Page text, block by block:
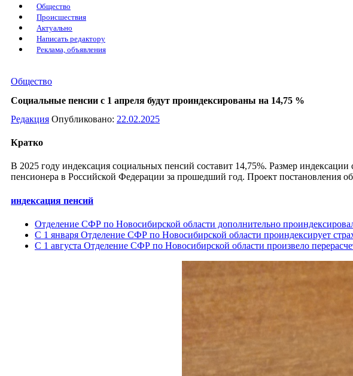
Общество
Происшествия
Актуально
Написать редактору
Реклама, объявления
Общество
Социальные пенсии с 1 апреля будут проиндексированы на 14,75 %
Редакция Опубликовано: 22.02.2025
Кратко
В 2025 году индексация социальных пенсий составит 14,75%. Размер
пенсионера в Российской Федерации за прошедший год. Проект постановления
индексация пенсий
Отделение СФР по Новосибирской области дополнительно
С 1 января Отделение СФР по Новосибирской области проиндексирует
C 1 августа Отделение СФР по Новосибирской области произвело